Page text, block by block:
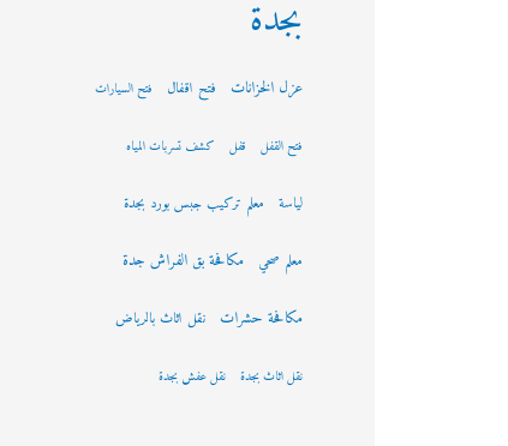
بجدة
عزل الخزانات فتح اقفال فتح السيارات
فتح القفل قفل كشف تسربات المياه
لياسة معلم تركيب جبس بورد بجدة
معلم صحي مكافحة بق الفراش جدة
مكافحة حشرات نقل اثاث بالرياض
نقل اثاث بجدة نقل عفش بجدة